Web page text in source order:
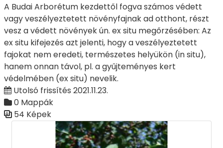
A Budai Arborétum kezdettől fogva számos védett
vagy veszélyeztetett növényfajnak ad otthont, részt
vesz a védett növények ún. ex situ megőrzésében: Az
ex situ kifejezés azt jelenti, hogy a veszélyeztetett
fajokat nem eredeti, természetes helyükön (in situ),
hanem onnan távol, pl. a gyűjteményes kert
védelmében (ex situ) nevelik.
Utolsó frissítés 2021.11.23.
0 Mappák
54 Képek